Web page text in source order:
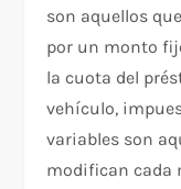
son aquellos
por un monto
la cuota del
vehículo,
variables son
modifican cada